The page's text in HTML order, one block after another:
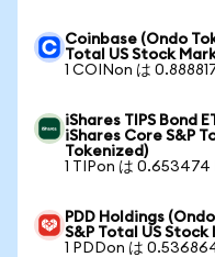
Coinbase (Ondo
Total US Stock
1 COINon は
iShares TIPS Bond
iShares Core S&P
Tokenized)
1 TIPon は 0.653474
PDD Holdings
S&P Total US
1 PDDon は